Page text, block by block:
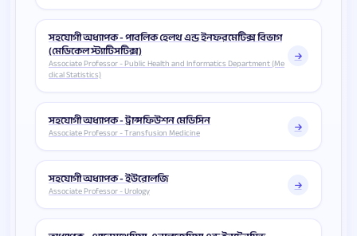
সহযোগী অধ্যাপক - পাবলিক হেলথ এন্ড ইনফরমেটিক্স বিভাগ
(মেডিকেল স্ট্যাটিসটিক্স)
Associate Professor - Public Health and Informatics Department (Me
dical Statistics)
সহযোগী অধ্যাপক - ট্রান্সফিউশন মেডিসিন
Associate Professor - Transfusion Medicine
সহযোগী অধ্যাপক - ইউরোলজি
Associate Professor - Urology